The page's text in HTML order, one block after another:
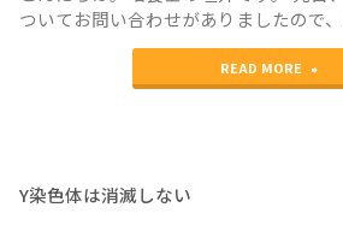
ついてお問い合わせがありましたので
READ MORE
"ミ
Y染色体は消滅しない